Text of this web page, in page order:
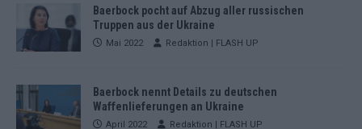
Baerbock pocht auf Abzug aller russischen
Truppen aus der Ukraine
Mai 2022 Redaktion | FLASH UP
Baerbock nennt Details zu deutschen
Waffenlieferungen an Ukraine
April 2022 Redaktion | FLASH UP